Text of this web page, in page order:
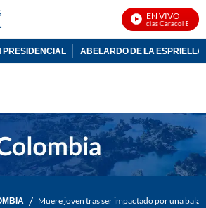
EN VIVO
Noticias Caracol En Vivo
PRESIDENCIAL ABELARDO DE LA ESPRIELLA
/ Muere joven tras ser impactado por una bala